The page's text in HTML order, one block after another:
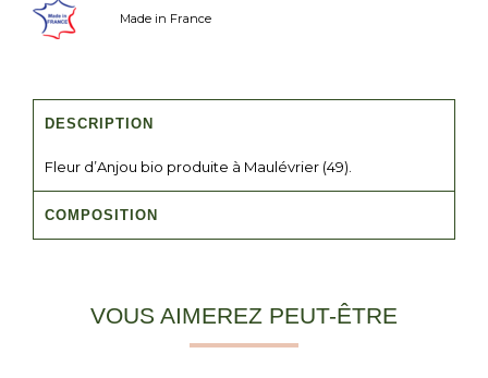
Made in France
DESCRIPTION
Fleur d’Anjou bio produite à Maulévrier (49).
COMPOSITION
VOUS AIMEREZ PEUT-ÊTRE